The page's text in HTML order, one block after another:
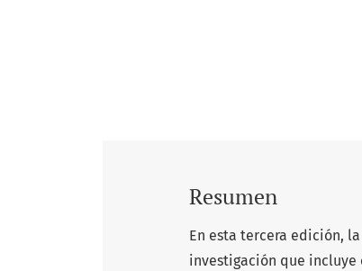
Resumen
En esta tercera edición, la
investigación que incluye